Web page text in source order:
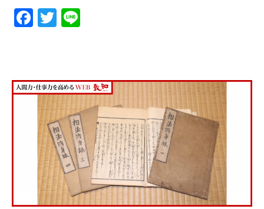
F
a
e
b
o
o
k
T
w
er